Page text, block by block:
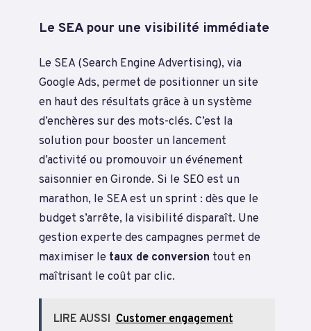
Le SEA pour une visibilité immédiate
Le SEA (Search Engine Advertising), via
Google Ads, permet de positionner un site
en haut des résultats grâce à un système
d’enchères sur des mots-clés. C’est la
solution pour booster un lancement
d’activité ou promouvoir un événement
saisonnier en Gironde. Si le SEO est un
marathon, le SEA est un sprint : dès que le
budget s’arrête, la visibilité disparaît. Une
gestion experte des campagnes permet de
maximiser le taux de conversion tout en
maîtrisant le coût par clic.
LIRE AUSSI Customer engagement